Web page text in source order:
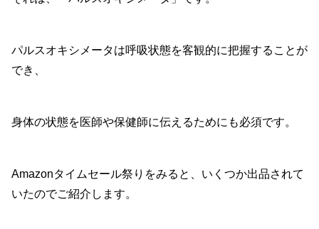
パルスオキシメータは呼吸状態を客観的に把握することが
でき、
身体の状態を医師や保健師に伝えるためにも必須です。
Amazonタイムセール祭りをみると、いくつか出品されて
いたのでご紹介します。